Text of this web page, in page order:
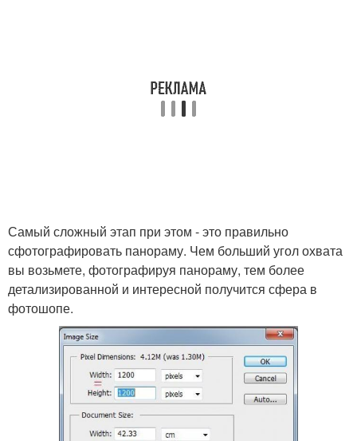
Самый сложный этап при этом - это правильно
сфотографировать панораму. Чем больший угол охвата
вы возьмете, фотографируя панораму, тем более
детализированной и интересной получится сфера в
фотошопе.